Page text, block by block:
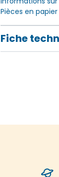
Pièces en
Fiche